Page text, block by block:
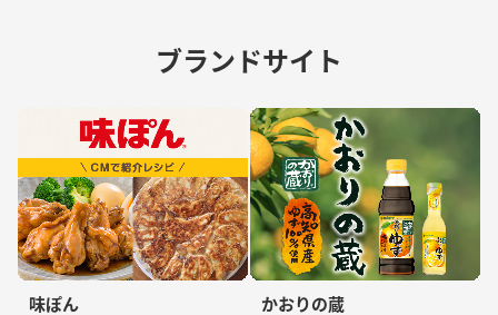
ブランドサイト
味ぽん かおりの蔵